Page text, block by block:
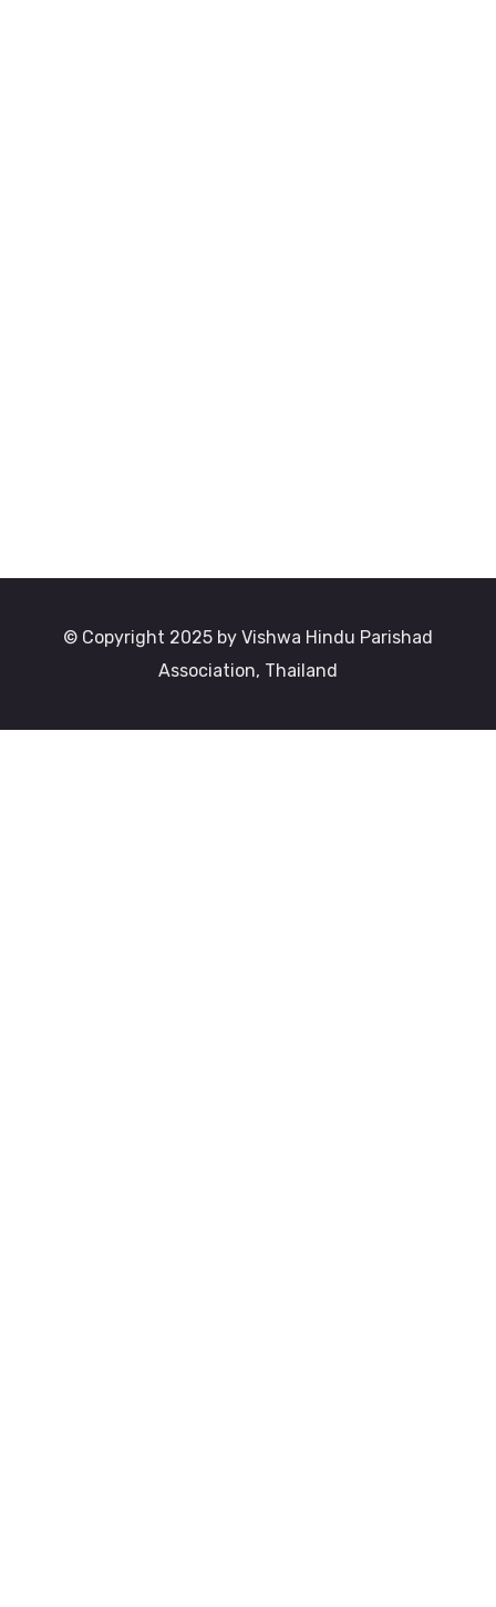
© Copyright 2025 by Vishwa Hindu Parishad
Association, Thailand